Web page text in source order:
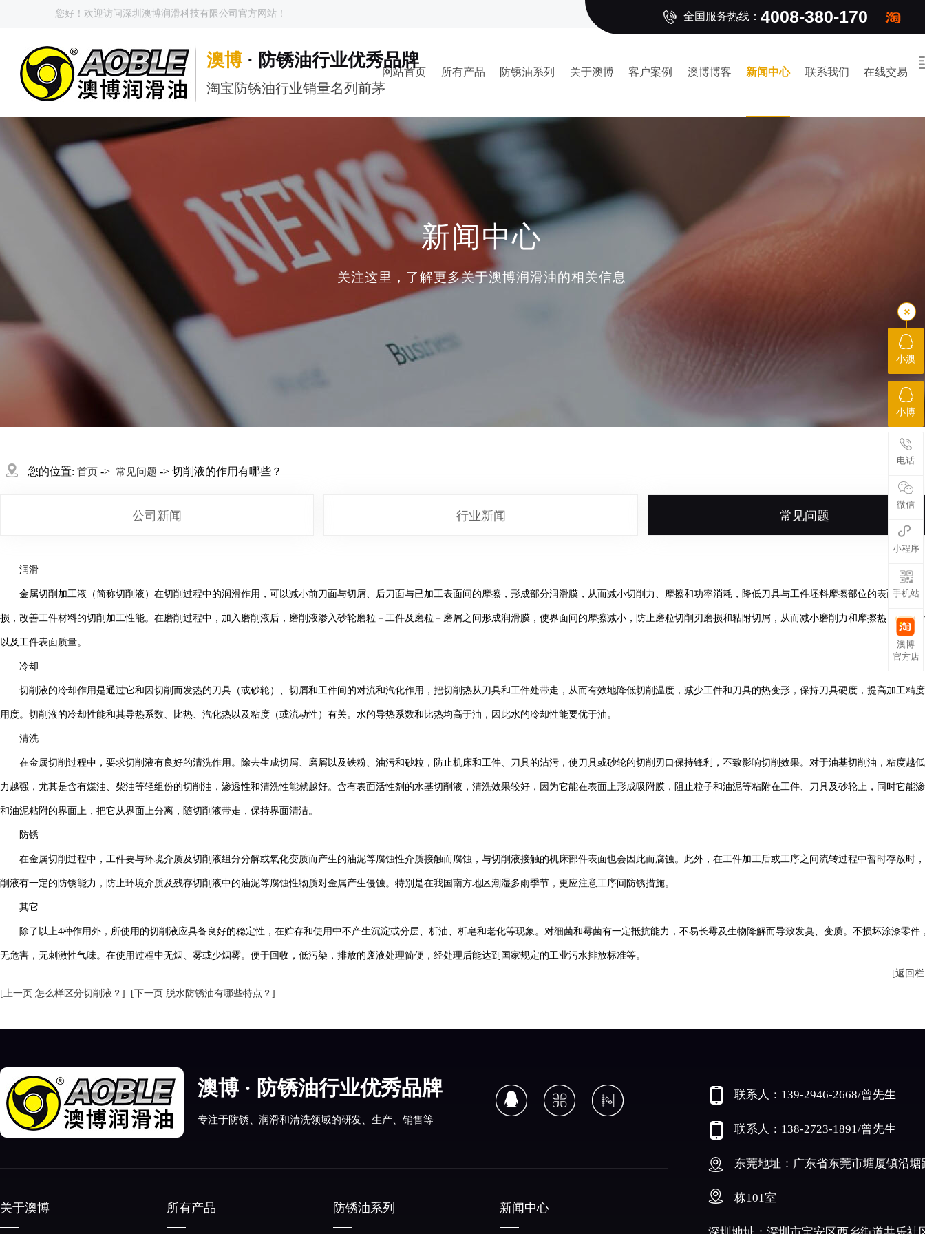
您好！欢迎访问深圳澳博润滑科技有限公司官方网站！ 全国服务热线： 4008-380-170
澳博 · 防锈油行业优秀品牌
淘宝防锈油行业销量名列前茅
网站首页 所有产品 防锈油系列 关于澳博 客户案例 澳博博客 新闻中心 联系我们 在线交易
新闻中心
关注这里，了解更多关于澳博润滑油的相关信息
公司新闻 行业新闻 常见问题
您的位置: 首页 -> 常见问题 -> 切削液的作用有哪些？
润滑
金属切削加工液（简称切削液）在切削过程中的润滑作用，可以减小前刀面与切屑、后刀面与已加工表面间的摩擦，形成部分润滑膜，从而减小切削力、摩擦和功率消耗，降低刀具与工件坯料摩擦部位的表面温度
损，改善工件材料的切削加工性能。在磨削过程中，加入磨削液后，磨削液渗入砂轮磨粒－工件及磨粒－磨屑之间形成润滑膜，使界面间的摩擦减小，防止磨粒切削刃磨损和粘附切屑，从而减小磨削力和摩擦热，提高
以及工件表面质量。
冷却
切削液的冷却作用是通过它和因切削而发热的刀具（或砂轮）、切屑和工件间的对流和汽化作用，把切削热从刀具和工件处带走，从而有效地降低切削温度，减少工件和刀具的热变形，保持刀具硬度，提高加工精
用度。切削液的冷却性能和其导热系数、比热、汽化热以及粘度（或流动性）有关。水的导热系数和比热均高于油，因此水的冷却性能要优于油。
清洗
在金属切削过程中，要求切削液有良好的清洗作用。除去生成切屑、磨屑以及铁粉、油污和砂粒，防止机床和工件、刀具的沾污，使刀具或砂轮的切削刃口保持锋利，不致影响切削效果。对于油基切削油，粘度越
力越强，尤其是含有煤油、柴油等轻组份的切削油，渗透性和清洗性能就越好。含有表面活性剂的水基切削液，清洗效果较好，因为它能在表面上形成吸附膜，阻止粒子和油泥等粘附在工件、刀具及砂轮上，同时它能
和油泥粘附的界面上，把它从界面上分离，随切削液带走，保持界面清洁。
防锈
在金属切削过程中，工件要与环境介质及切削液组分分解或氧化变质而产生的油泥等腐蚀性介质接触而腐蚀，与切削液接触的机床部件表面也会因此而腐蚀。此外，在工件加工后或工序之间流转过程中暂时存放时
削液有一定的防锈能力，防止环境介质及残存切削液中的油泥等腐蚀性物质对金属产生侵蚀。特别是在我国南方地区潮湿多雨季节，更应注意工序间防锈措施。
其它
除了以上4种作用外，所使用的切削液应具备良好的稳定性，在贮存和使用中不产生沉淀或分层、析油、析皂和老化等现象。对细菌和霉菌有一定抵抗能力，不易长霉及生物降解而导致发臭、变质。不损坏涂漆零件
无危害，无刺激性气味。在使用过程中无烟、雾或少烟雾。便于回收，低污染，排放的废液处理简便，经处理后能达到国家规定的工业污水排放标准等。
[返回
[上一页:怎么样区分切削液？]
[下一页:脱水防锈油有哪些特点？]
澳博 · 防锈油行业优秀品牌
专注于防锈、润滑和清洗领域的研发、生产、销售等
关于澳博 所有产品 防锈油系列 新闻中心
联系人：139-2946-2668/曾先生
联系人：138-2723-1891/曾先生
东莞地址：广东省东莞市塘厦镇沿塘
栋101室
小澳
小博
电话
微信
小程序
手机站
澳博
官方店